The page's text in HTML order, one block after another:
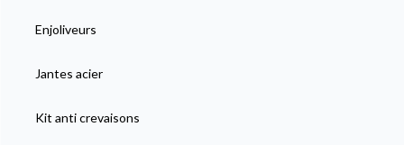
Enjoliveurs
Jantes acier
Kit anti crevaisons